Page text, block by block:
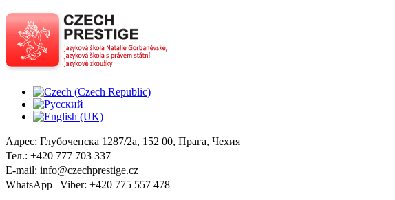
Адрес: Глубочепска 1287/2a, 152 00, Прага, Чехия
Тел.: +420 777 703 337
E-mail: info@czechprestige.cz
WhatsApp | Viber: +420 775 557 478